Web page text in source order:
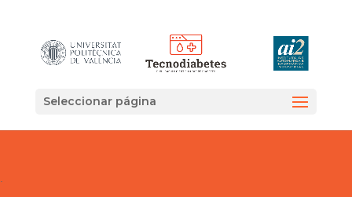
Seleccionar página
.